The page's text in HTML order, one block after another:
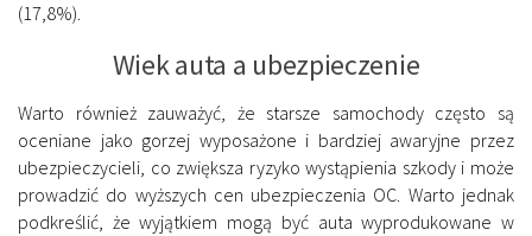
(17,8%).
Wiek auta a ubezpieczenie
Warto również zauważyć, że starsze samochody często są
oceniane jako gorzej wyposażone i bardziej awaryjne przez
ubezpieczycieli, co zwiększa ryzyko wystąpienia szkody i może
prowadzić do wyższych cen ubezpieczenia OC. Warto jednak
podkreślić, że wyjątkiem mogą być auta wyprodukowane w